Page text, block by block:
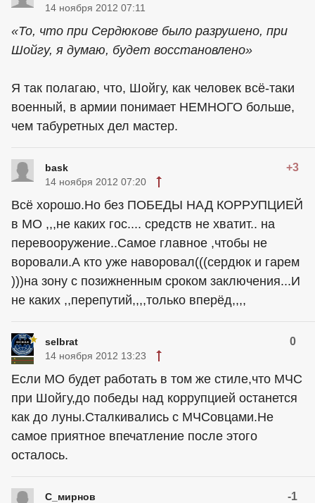
14 ноября 2012 07:11
«То, что при Сердюкове было разрушено, при
Шойгу, я думаю, будет восстановлено»
Я так полагаю, что, Шойгу, как человек всё-таки
военный, в армии понимает НЕМНОГО больше,
чем табуретных дел мастер.
bask +3
14 ноября 2012 07:20
Всё хорошо.Но без ПОБЕДЫ НАД КОРРУПЦИЕЙ
в МО ,,,не каких гос.... средств не хватит.. на
перевооружение..Самое главное ,чтобы не
воровали.А кто уже наворовал(((сердюк и гарем
)))на зону с позижненным сроком заключения...И
не каких ,,перепутий,,,,только вперёд,,,,
selbrat 0
14 ноября 2012 13:23
Если МО будет работать в том же стиле,что МЧС
при Шойгу,до победы над коррупцией останется
как до луны.Сталкивались с МЧСовцами.Не
самое приятное впечатление после этого
осталось.
С_мирнов -1